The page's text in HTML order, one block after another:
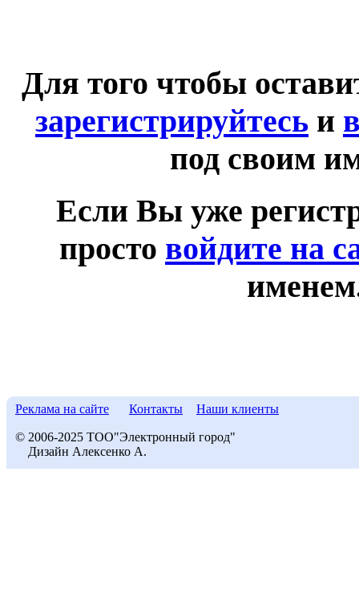
Для того чтобы
зарегистрируйтесь и
под своим
Если Вы уже
просто войдите на
Реклама на сайте Контакты Наши клиенты
© 2006-2025 ТОО"Электронный город"
Дизайн Алексенко А.